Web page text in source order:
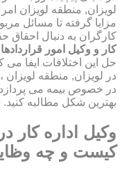
لویزان, منطقه لویزان
مزایا گرفته تا مسائل
کارگران به دنبال احقاق
کار و وکیل امور
حل این اختلافات ایفا می
در لویزان, منطقه
در خصوص بیمه می
بهترین شکل مطالبه کنید. 09125152796 خانم سیده رقیه موسوی
وکیل اداره کار
کیست و چه